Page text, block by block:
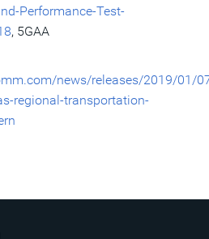
Performance-Test-
, 5GAA
news/releases/2019/01/
regional-transportation-